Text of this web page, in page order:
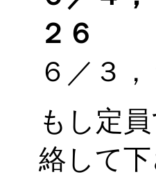
２６
６／３
もし定
絡して下